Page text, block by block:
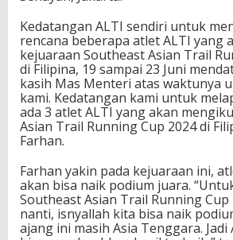
r
i
m
A
t
l
e
t
I
k
i
k
e
j
u
Kedatangan ALTI sendiri untuk
rencana beberapa atlet ALTI yang
kejuaraan Southeast Asian Trail
di Filipina, 19 sampai 23 Juni
kasih Mas Menteri atas waktunya
kami. Kedatangan kami untuk
ada 3 atlet ALTI yang akan
Asian Trail Running Cup 2024 di
Farhan.
Farhan yakin pada kejuaraan ini,
akan bisa naik podium juara.
Southeast Asian Trail Running Cup
nanti, isnyallah kita bisa naik
ajang ini masih Asia Tenggara.